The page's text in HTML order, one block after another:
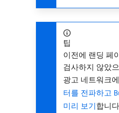
팁
이전에 랜딩 페
검사하지 않았
광고 네트워크
터를 전파하고
미리 보기합니